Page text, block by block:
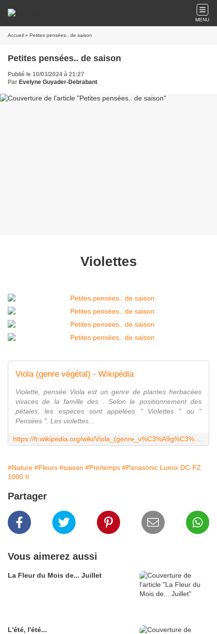
MENU
Accueil » Petites pensées.. de saison
Petites pensées.. de saison
Publié le 10/03/2024 à 21:27
Par Evelyne Guyader-Debrabant
Violettes
Viola (genre végétal) - Wikipédia
Violette, pensée Viola est un genre de plantes herbacées
vivaces de la famille des . Selon le positionnement des
pétales, les espèces sont appelées " Violettes " ou "
Pensées ". Les violettes...
#Nature #Fleurs #saison #Printemps #Panasonic Lumix DC-FZ
1000 II
Partager
Vous aimerez aussi
La Fleur du Mois de... Juillet
L'été, l'été...